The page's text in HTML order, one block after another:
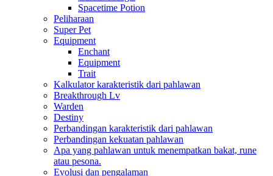
Spacetime Potion
Peliharaan
Super Pet
Equipment
Enchant
Equipment
Trait
Kalkulator karakteristik dari pahlawan
Breakthrough Lv
Warden
Destiny
Perbandingan karakteristik dari pahlawan
Perbandingan kekuatan pahlawan
Apa yang pahlawan untuk menempatkan bakat, rune
atau pesona.
Evolusi dan pengalaman